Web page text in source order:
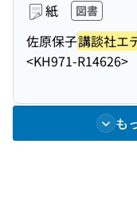
紙 図書
佐原保子講談社エ
<KH971-R14626>
も